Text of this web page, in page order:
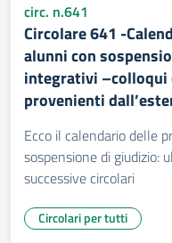
circ. n.641
Circolare 641 -
alunni con
integrativi –colloqui
provenienti
Ecco il calendario delle
sospensione di
successive circolari
Circolari per tutti